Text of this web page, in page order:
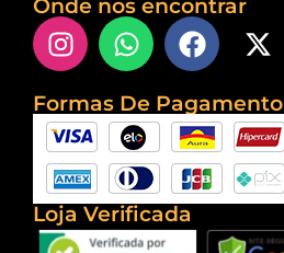
Onde nos encontrar
Formas De Pagamento
Loja Verificada